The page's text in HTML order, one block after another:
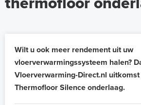
Wilt u ook meer rendement uit uw
vloerverwarmingssysteem halen?
Vloerverwarming-Direct.nl
Thermofloor Silence onderlaag.